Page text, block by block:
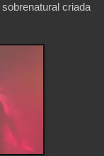
criada